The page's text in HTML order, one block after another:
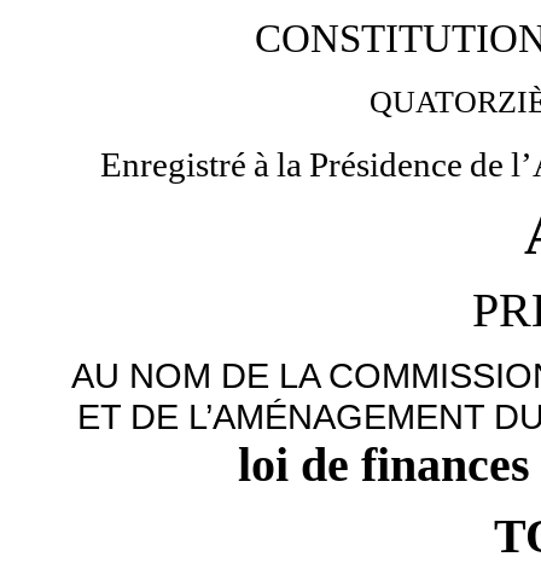
Enregistré à la Présidence de
AU NOM DE LA
ET DE L’AMÉNAGEMENT
loi de